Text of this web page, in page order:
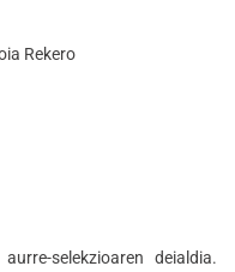
Rekero
selekzioaren deialdia.